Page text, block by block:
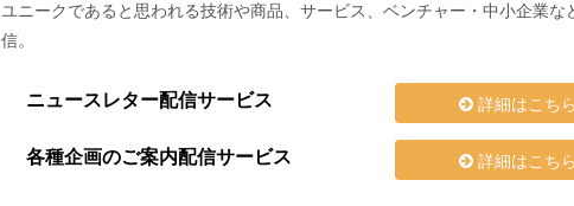
ユニークであると思われる技術や商品、サービス、ベンチャー・中小企業
信。
ニュースレター配信サービス 詳細はこちら
各種企画のご案内配信サービス 詳細はこちら